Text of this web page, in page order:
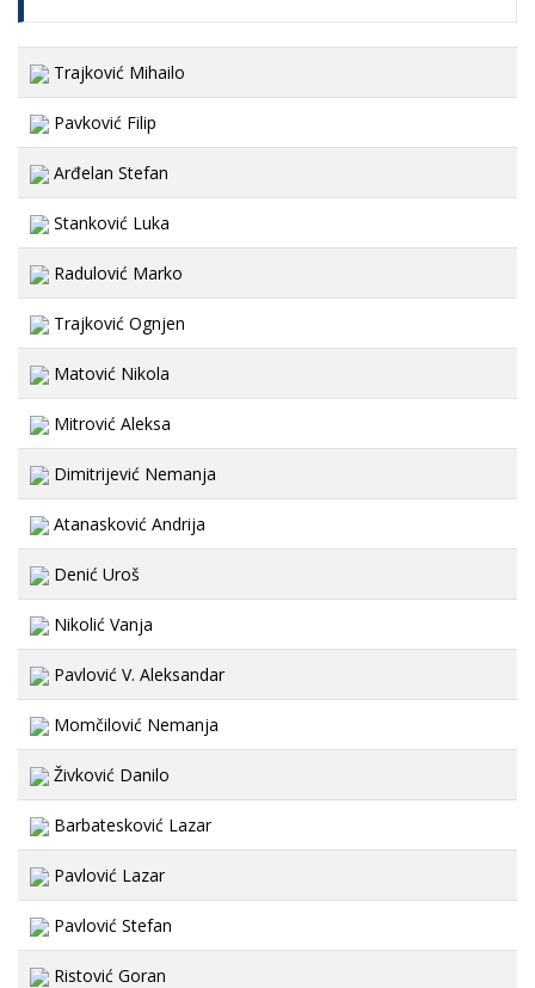
Trajković Mihailo
Pavković Filip
Arđelan Stefan
Stanković Luka
Radulović Marko
Trajković Ognjen
Matović Nikola
Mitrović Aleksa
Dimitrijević Nemanja
Atanasković Andrija
Denić Uroš
Nikolić Vanja
Pavlović V. Aleksandar
Momčilović Nemanja
Živković Danilo
Barbatesković Lazar
Pavlović Lazar
Pavlović Stefan
Ristović Goran